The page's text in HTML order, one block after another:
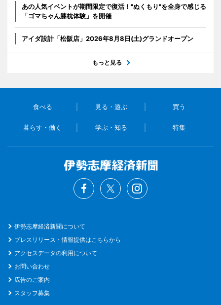
あの人気イベントが期間限定で復活！"ぬくもり"を全身で感じる
「ゴマちゃん膝枕体験」を開催
アイダ設計「松阪店」2026年8月8日(土)グランドオープン
もっと見る
食べる 見る・遊ぶ 買う
暮らす・働く 学ぶ・知る 特集
伊勢志摩経済新聞について
プレスリリース・情報提供はこちらから
アクセスデータの利用について
お問い合わせ
広告のご案内
スタッフ募集